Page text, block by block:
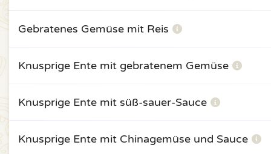
Gebratenes Gemüse mit Reis
Knusprige Ente mit gebratenem Gemüse
Knusprige Ente mit süß-sauer-Sauce
Knusprige Ente mit Chinagemüse und Sauce